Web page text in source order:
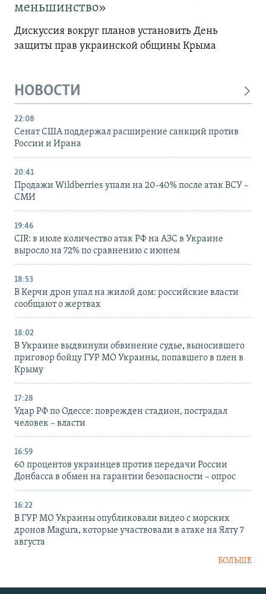
меньшинство»
Дискуссия вокруг планов установить День
защиты прав украинской общины Крыма
НОВОСТИ
22:08
Сенат США поддержал расширение санкций против
России и Ирана
20:41
Продажи Wildberries упали на 20-40% после атак ВСУ –
СМИ
19:46
CIR: в июле количество атак РФ на АЗС в Украине
выросло на 72% по сравнению с июнем
18:53
В Керчи дрон упал на жилой дом: российские власти
сообщают о жертвах
18:02
В Украине выдвинули обвинение судье, выносившего
приговор бойцу ГУР МО Украины, попавшего в плен в
Крыму
17:28
Удар РФ по Одессе: поврежден стадион, пострадал
человек – власти
16:59
60 процентов украинцев против передачи России
Донбасса в обмен на гарантии безопасности – опрос
16:22
В ГУР МО Украины опубликовали видео с морских
дронов Magura, которые участвовали в атаке на Ялту 7
августа
БОЛЬШЕ